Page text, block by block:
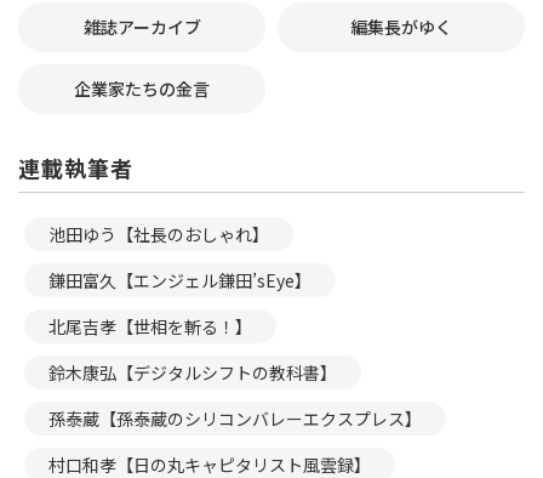
雑誌アーカイブ 編集長がゆく
企業家たちの金言
連載執筆者
池田ゆう【社長のおしゃれ】
鎌田富久【エンジェル鎌田’sEye】
北尾吉孝【世相を斬る！】
鈴木康弘【デジタルシフトの教科書】
孫泰蔵【孫泰蔵のシリコンバレーエクスプレス】
村口和孝【日の丸キャピタリスト風雲録】